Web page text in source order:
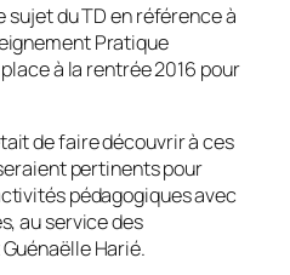
sujet du TD en référence à
Pratique
à la rentrée 2016 pour
de faire découvrir à ces
pertinents pour
pédagogiques avec
au service des
Harié.